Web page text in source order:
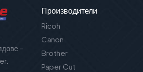
–
Производители
Ricoh
Canon
Brother
Paper Cut